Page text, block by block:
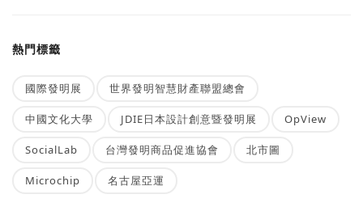
熱門標籤
國際發明展 世界發明智慧財產聯盟總會
中國文化大學 JDIE日本設計創意暨發明展 OpView
SocialLab 台灣發明商品促進協會 北市圖
Microchip 名古屋亞運